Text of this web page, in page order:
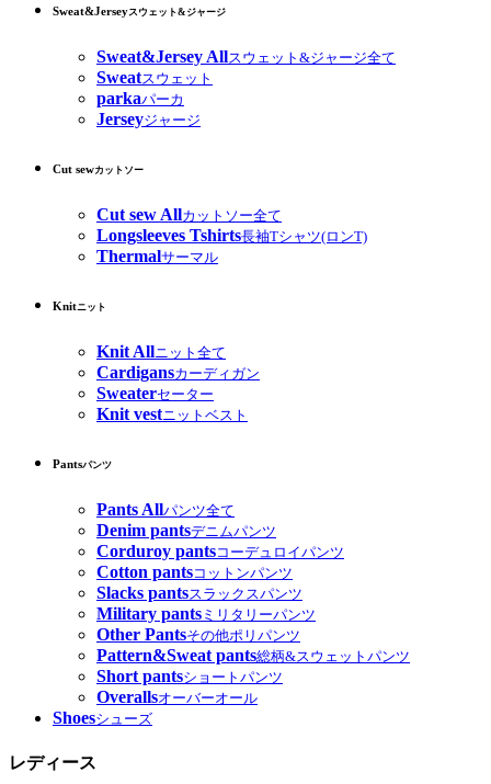
Sweat&Jerseyスウェット&ジャージ
Sweat&Jersey Allスウェット&ジャージ全て
Sweatスウェット
parkaパーカ
Jerseyジャージ
Cut sewカットソー
Cut sew Allカットソー全て
Longsleeves Tshirts長袖Tシャツ(ロンT)
Thermalサーマル
Knitニット
Knit Allニット全て
Cardigansカーディガン
Sweaterセーター
Knit vestニットベスト
Pantsパンツ
Pants Allパンツ全て
Denim pantsデニムパンツ
Corduroy pantsコーデュロイパンツ
Cotton pantsコットンパンツ
Slacks pantsスラックスパンツ
Military pants ミリタリーパンツ
Other Pantsその他ポリパンツ
Pattern&Sweat pants総柄&スウェットパンツ
Short pantsショートパンツ
Overallsオーバーオール
Shoesシューズ
レディース